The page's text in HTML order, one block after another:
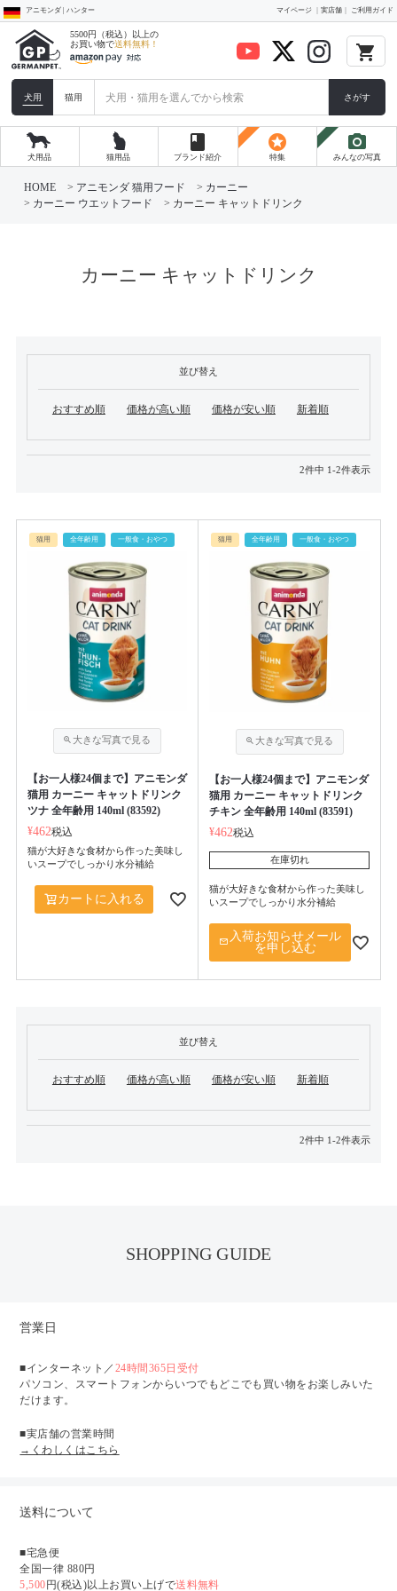
アニモンダ | ハンター マイページ 実店舗 ご利用ガイド
5500円（税込）以上の
お買い物で送料無料！ local_grocery_store
犬用 猫用 さがす
犬用品 猫用品
book
ブランド紹介
stars
特集
photo_camera
みんなの写真
HOME アニモンダ 猫用フード
カーニー
カーニー ウエットフード
カーニー キャットドリンク
カーニー キャットドリンク
並び替え
おすすめ順 価格が高い順 価格が安い順 新着順
2件中 1-2件表示
猫用 全年齢用 一般食・おやつ
【お一人様24個まで】アニモンダ
猫用 カーニー キャットドリンク
ツナ 全年齢用 140ml (83592)
¥462税込
猫が大好きな食材から作った美味し
いスープでしっかり水分補給
カートに入れる
猫用 全年齢用 一般食・おやつ
【お一人様24個まで】アニモンダ
猫用 カーニー キャットドリンク
チキン 全年齢用 140ml (83591)
¥462税込
在庫切れ
猫が大好きな食材から作った美味し
いスープでしっかり水分補給
入荷お知らせメール
を申し込む
並び替え
おすすめ順 価格が高い順 価格が安い順 新着順
2件中 1-2件表示
SHOPPING GUIDE
営業日
■インターネット／ 24時間365日受付
パソコン、スマートフォンからいつでもどこでも買い物をお楽しみいた
だけます。
■実店舗の営業時間
→くわしくはこちら
送料について
■宅急便
全国一律 880円
5,500円(税込)以上お買い上げで送料無料